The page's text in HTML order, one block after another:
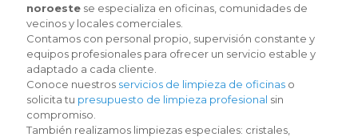
noroeste se especializa en oficinas, comunidades de
vecinos y locales comerciales.
Contamos con personal propio, supervisión constante y
equipos profesionales para ofrecer un servicio estable y
adaptado a cada cliente.
Conoce nuestros servicios de limpieza de oficinas o
solicita tu presupuesto de limpieza profesional sin
compromiso.
También realizamos limpiezas especiales: cristales,